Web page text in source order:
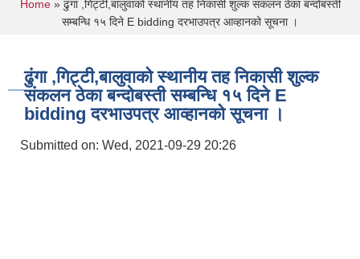
You are here
Home» ढुंगा ,गिट्टी,बालुवाको स्थानीय तह निकासी शुल्क संकलन ठेका बन्दोबस्ती
सम्बन्धि १५ दिने E bidding दरभाउपत्र आव्हानको सूचना ।
ढुंगा ,गिट्टी,बालुवाको स्थानीय तह निकासी शुल्क
संकलन ठेका बन्दोबस्ती सम्बन्धि १५ दिने E
bidding दरभाउपत्र आव्हानको सूचना ।
Submitted on: Wed, 2021-09-29 20:26